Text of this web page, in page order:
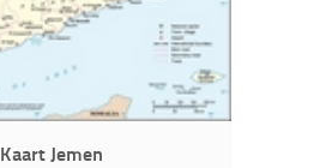
Kaart Jemen